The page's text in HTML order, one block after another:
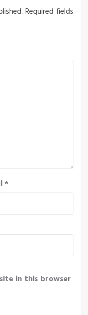
Required fields
*
in this browser